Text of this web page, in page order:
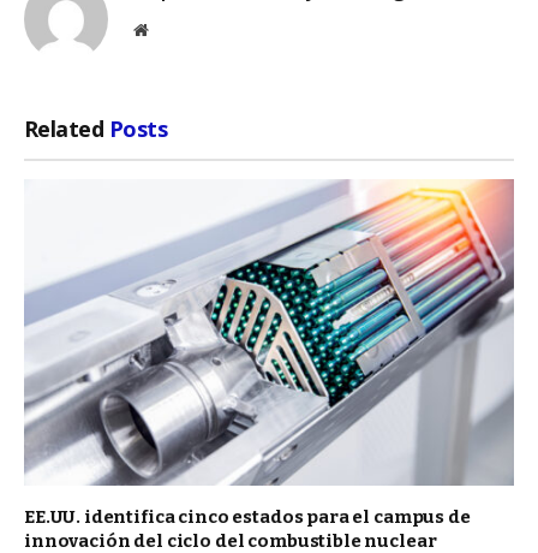
Website
Related Posts
EE.UU. identifica cinco estados para el campus de
innovación del ciclo del combustible nuclear